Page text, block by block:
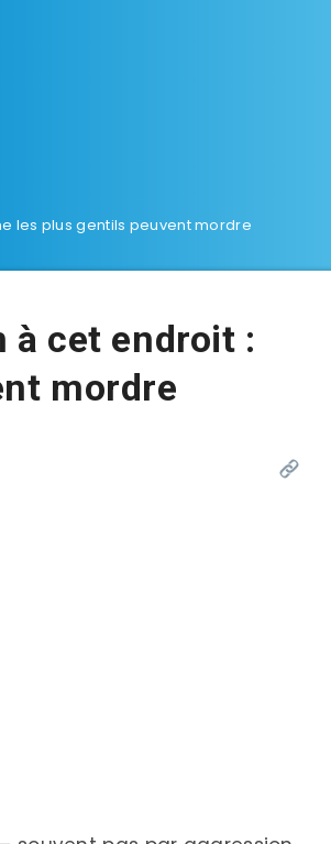
les plus gentils peuvent mordre
à cet endroit :
mordre